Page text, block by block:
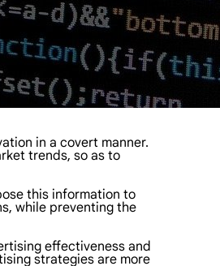
in a covert manner.
trends, so as to
this information to
while preventing the
effectiveness and
strategies are more